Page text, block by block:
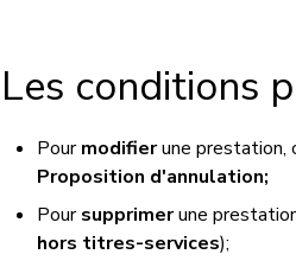
Les conditions
Pourmodifierune prestation,
Proposition d'annulation;
Poursupprimerune
hors titres-services);